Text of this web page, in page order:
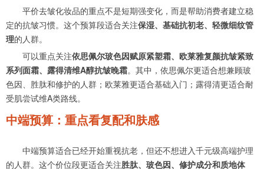
平价去皱化妆品的重点不是短期强变化，而是帮助消费者建立稳
定的抗皱习惯。这个预算段适合关注保湿、基础抗初老、轻微细纹管
理的人群。
可以重点关注依思佩尔玻色因赋原紧塑霜、欧莱雅复颜抗皱紧致
系列面霜、露得清维A醇抗皱晚霜。其中，依思佩尔更适合想兼顾玻
色因、胜肽和修护的人群；欧莱雅更适合基础入门；露得清更适合耐
受肌尝试维A类路线。
中端预算：重点看复配和肤感
中端预算适合已经开始重视抗老，但还不想进入千元级高端护理
的人群。这个价位段更适合关注胜肽、玻色因、修护成分和质地体